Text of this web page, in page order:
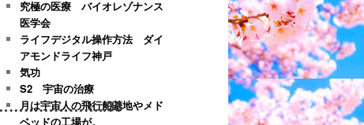
38
究極の医療 バイオレゾナンス
医学会
ライフデジタル操作方法 ダイ
アモンドライフ神戸
気功
S2 宇宙の治療
月は宇宙人の飛行船基地やメド
ベッドの工場が。